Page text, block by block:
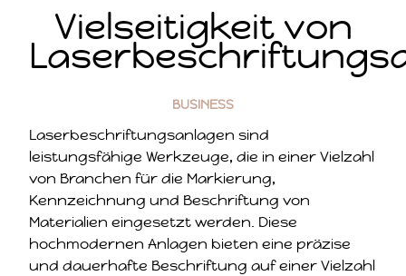
Vielseitigkeit von
BUSINESS
Laserbeschriftungsanlagen sind
leistungsfähige Werkzeuge, die in einer Vielzahl
von Branchen für die Markierung,
Kennzeichnung und Beschriftung von
Materialien eingesetzt werden. Diese
hochmodernen Anlagen bieten eine präzise
und dauerhafte Beschriftung auf einer Vielzahl